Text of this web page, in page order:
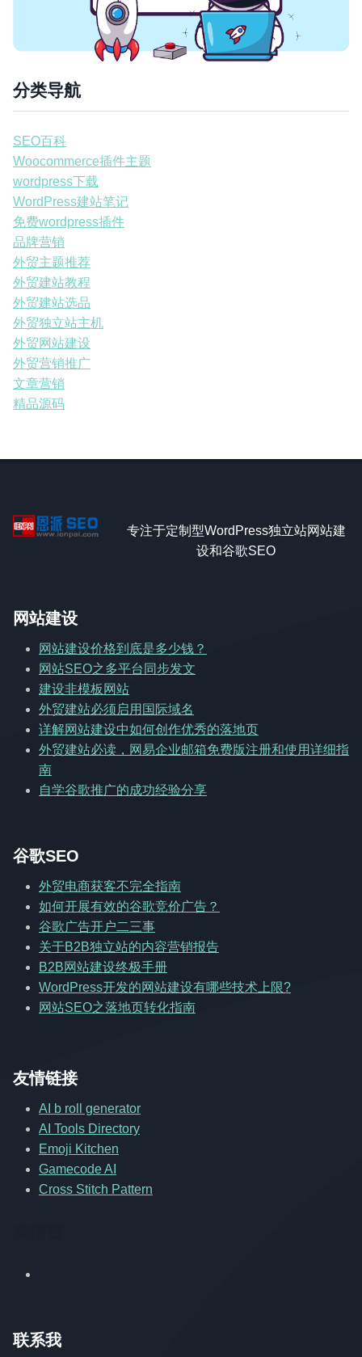
分类导航
SEO百科
Woocommerce插件主题
wordpress下载
WordPress建站笔记
免费wordpress插件
品牌营销
外贸主题推荐
外贸建站教程
外贸建站选品
外贸独立站主机
外贸网站建设
外贸营销推广
文章营销
精品源码
专注于定制型WordPress独立站网站建
设和谷歌SEO
网站建设
网站建设价格到底是多少钱？
网站SEO之多平台同步发文
建设非模板网站
外贸建站必须启用国际域名
详解网站建设中如何创作优秀的落地页
外贸建站必读，网易企业邮箱免费版注册和使用详细指
南
自学谷歌推广的成功经验分享
谷歌SEO
外贸电商获客不完全指南
如何开展有效的谷歌竞价广告？
谷歌广告开户二三事
关于B2B独立站的内容营销报告
B2B网站建设终极手册
WordPress开发的网站建设有哪些技术上限?
网站SEO之落地页转化指南
友情链接
AI b roll generator
AI Tools Directory
Emoji Kitchen
Gamecode AI
Cross Stitch Pattern
联系我